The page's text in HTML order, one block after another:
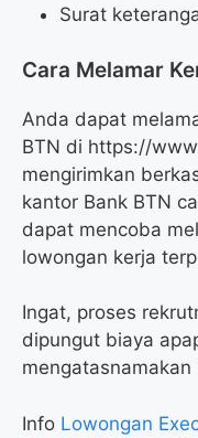
Surat
Cara Melamar
Anda dapat
BTN di https://
mengirimkan
kantor Bank BTN
dapat mencoba
lowongan kerja
Ingat, proses
dipungut biaya
mengatasnamakan
Info Lowongan